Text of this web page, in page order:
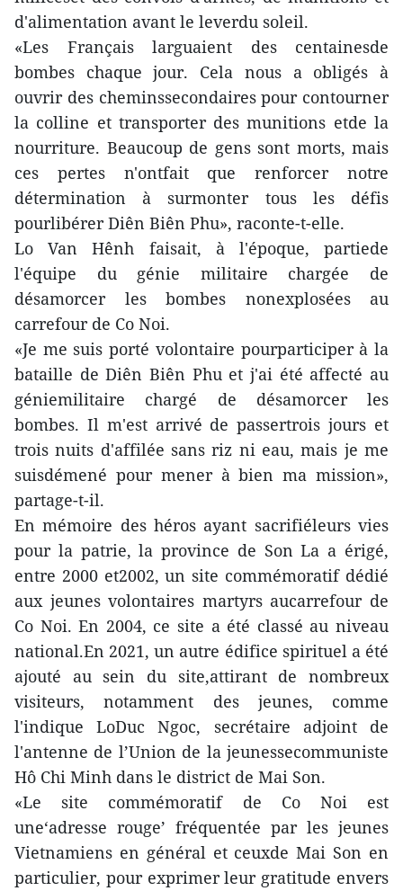
d'alimentation avant le leverdu soleil.
«Les Français larguaient des centainesde
bombes chaque jour. Cela nous a obligés à
ouvrir des cheminssecondaires pour contourner
la colline et transporter des munitions etde la
nourriture. Beaucoup de gens sont morts, mais
ces pertes n'ontfait que renforcer notre
détermination à surmonter tous les défis
pourlibérer Diên Biên Phu», raconte-t-elle.
Lo Van Hênh faisait, à l'époque, partiede
l'équipe du génie militaire chargée de
désamorcer les bombes nonexplosées au
carrefour de Co Noi.
«Je me suis porté volontaire pourparticiper à la
bataille de Diên Biên Phu et j'ai été affecté au
géniemilitaire chargé de désamorcer les
bombes. Il m'est arrivé de passertrois jours et
trois nuits d'affilée sans riz ni eau, mais je me
suisdémené pour mener à bien ma mission»,
partage-t-il.
En mémoire des héros ayant sacrifiéleurs vies
pour la patrie, la province de Son La a érigé,
entre 2000 et2002, un site commémoratif dédié
aux jeunes volontaires martyrs aucarrefour de
Co Noi. En 2004, ce site a été classé au niveau
national.En 2021, un autre édifice spirituel a été
ajouté au sein du site,attirant de nombreux
visiteurs, notamment des jeunes, comme
l'indique LoDuc Ngoc, secrétaire adjoint de
l'antenne de l’Union de la jeunessecommuniste
Hô Chi Minh dans le district de Mai Son.
«Le site commémoratif de Co Noi est
une‘adresse rouge’ fréquentée par les jeunes
Vietnamiens en général et ceuxde Mai Son en
particulier, pour exprimer leur gratitude envers